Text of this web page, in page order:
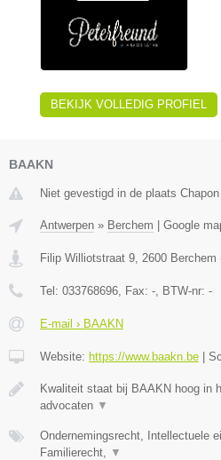
BEKIJK VOLLEDIG PROFIEL
BAAKN
Niet gevestigd in de plaats
Antwerpen » Berchem Google
Filip Williotstraat 9 2600 Berchem
Tel: 033768696 , Fax: - , BTW-nr: -
E-mail › BAAKN
Website: https://www.baakn.be
Kwaliteit staat bij BAAKN hoog in
advocaten ▼
Ondernemingsrecht, Intellectuele
Familierecht,
▼